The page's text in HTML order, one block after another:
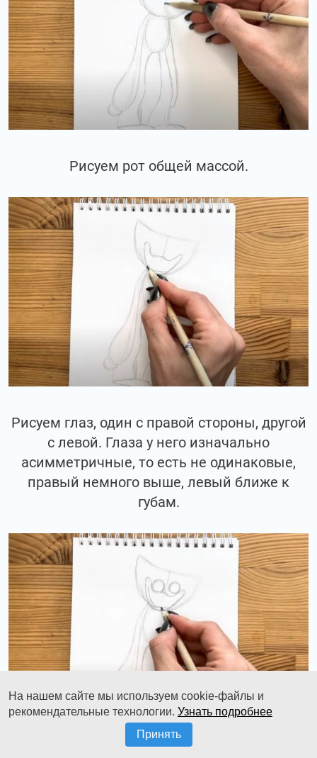
Рисуем рот общей массой.
Рисуем глаз, один с правой стороны, другой
с левой. Глаза у него изначально
асимметричные, то есть не одинаковые,
правый немного выше, левый ближе к
губам.
На нашем сайте мы используем cookie-файлы и
рекомендательные технологии. Узнать подробнее
Принять